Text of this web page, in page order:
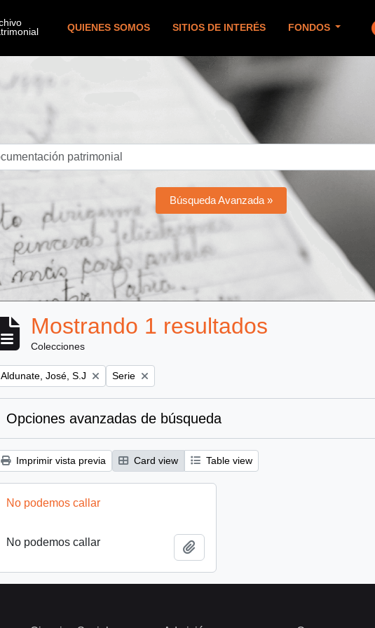
QUIENES SOMOS SITIOS DE INTERÉS FONDOS
Búsqueda Avanzada »
Mostrando 1 resultados
Colecciones
Remove filter:
Aldunate, José, S.J Remove filter:
Serie
Opciones avanzadas de búsqueda
Imprimir vista previa Card view Table view
No podemos callar
No podemos callar